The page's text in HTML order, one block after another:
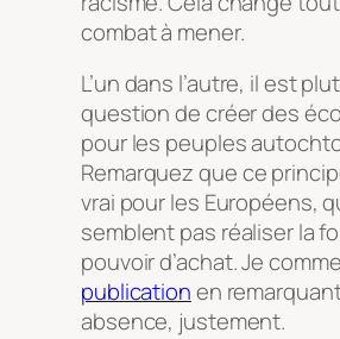
combat à mener.
L’un dans l’autre, il est
question de créer des
pour les peuples
Remarquez que ce
vrai pour les Européens,
semblent pas réaliser la
pouvoir d’achat. Je
publicationen
absence, justement.